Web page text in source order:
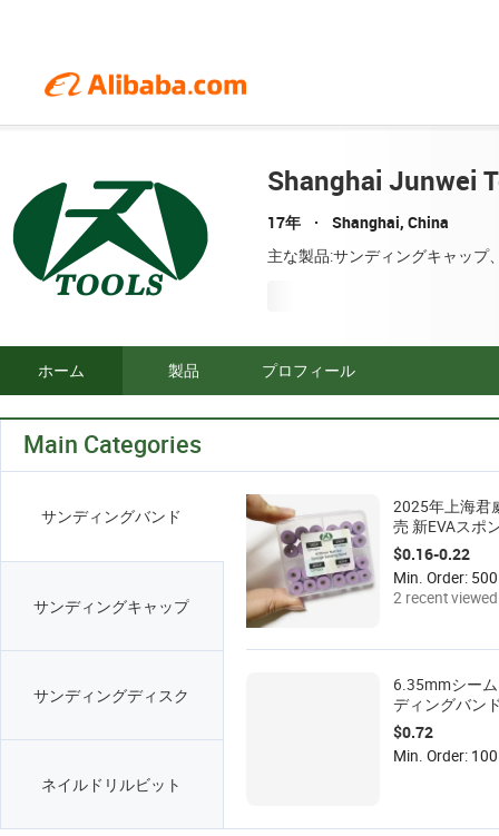
Shanghai Junwei
17年 Shanghai, China
主な製品:サンディングキャップ
ホーム 製品 プロフィール
Main Categories
サンディングバンド
サンディングキャップ
サンディングディスク
ネイルドリルビット
2025年上海君
売 新EVAスポ
ァーサンディ
ネイル用微研
$0.16-0.22
Min. Order:
2 recent viewed
6.35mmシー
ディングバン
取り外しネイ
ンディングリ
ース/バッグ
$0.72
Min. Order: